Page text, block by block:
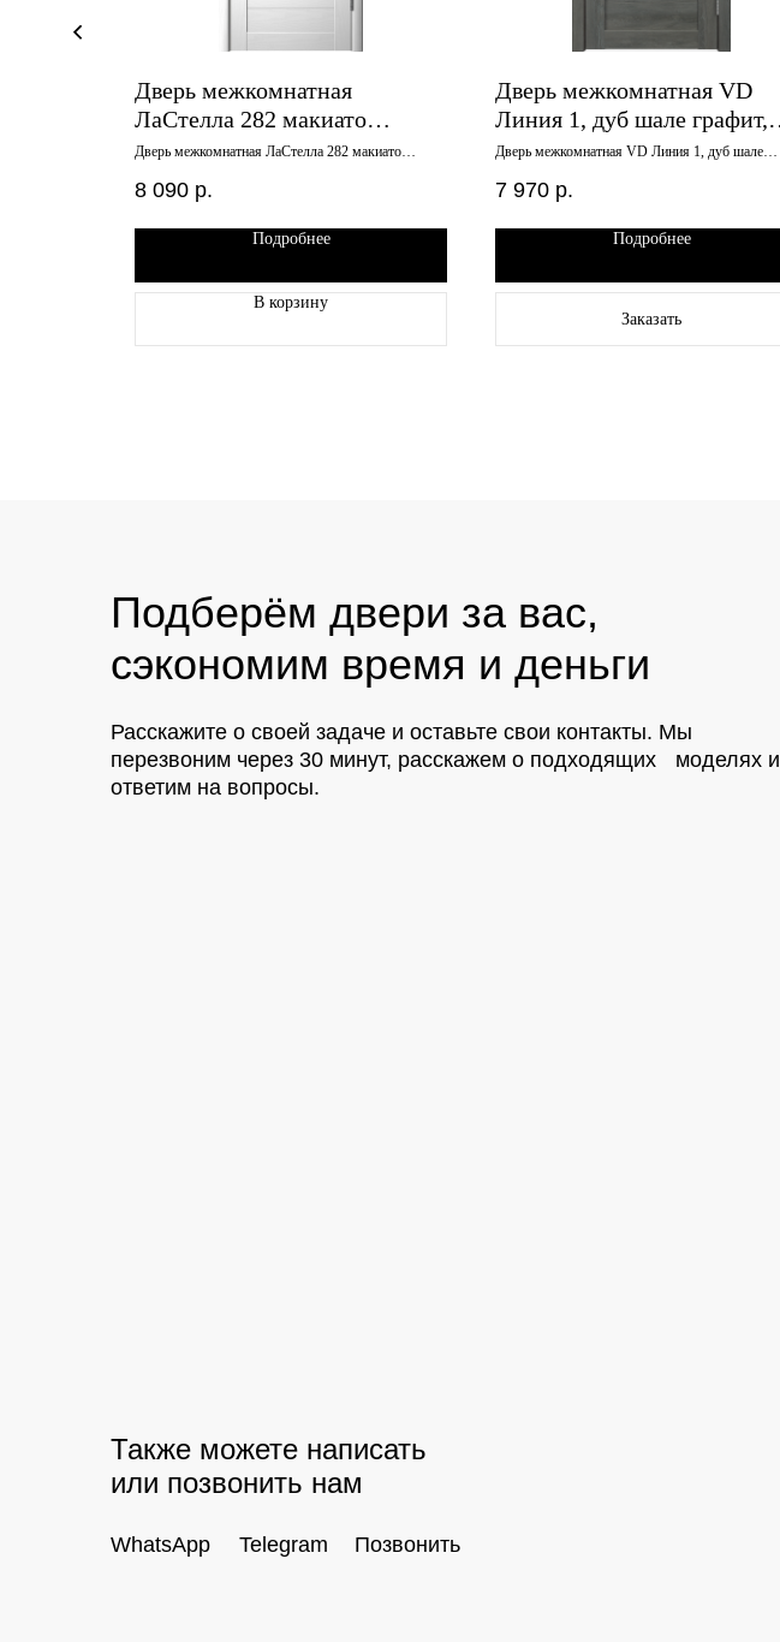
Дверь межкомнатная
ЛаСтелла 282 макиато
зеркало 800х2000
Дверь межкомнатная ЛаСтелла 282 макиато
8 090 р.
Подробнее
В корзину
Дверь межкомнатная VD
Линия 1, дуб шале графит,
600х2000, стекло мателюкс
Дверь межкомнатная VD Линия 1, дуб шале
7 970 р.
Подробнее
Заказать
Позвонить
Telegram
WhatsApp
Также можете написать
или позвонить нам
Расскажите о своей задаче и оставьте свои контакты. Мы
перезвоним через 30 минут, расскажем о подходящих моделях и
ответим на вопросы.
Подберём двери за вас,
сэкономим время и деньги